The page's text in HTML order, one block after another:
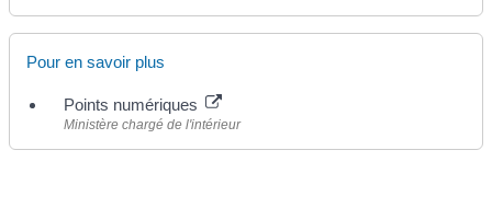
Pour en savoir plus
Points numériques
Ministère chargé de l'intérieur